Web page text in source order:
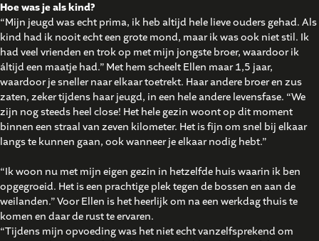
Hoe was je als kind?
“Mijn jeugd was echt prima, ik heb altijd hele lieve ouders gehad. Als
kind had ik nooit echt een grote mond, maar ik was ook niet stil. Ik
had veel vrienden en trok op met mijn jongste broer, waardoor ik
áltijd een maatje had.” Met hem scheelt Ellen maar 1,5 jaar,
waardoor je sneller naar elkaar toetrekt. Haar andere broer en zus
zaten, zeker tijdens haar jeugd, in een hele andere levensfase. “We
zijn nog steeds heel close! Het hele gezin woont op dit moment
binnen een straal van zeven kilometer. Het is fijn om snel bij elkaar
langs te kunnen gaan, ook wanneer je elkaar nodig hebt.”
“Ik woon nu met mijn eigen gezin in hetzelfde huis waarin ik ben
opgegroeid. Het is een prachtige plek tegen de bossen en aan de
weilanden.” Voor Ellen is het heerlijk om na een werkdag thuis te
komen en daar de rust te ervaren.
“Tijdens mijn opvoeding was het niet echt vanzelfsprekend om